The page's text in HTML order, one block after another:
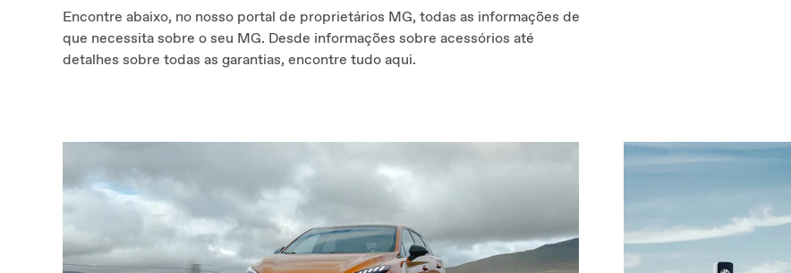
Encontre abaixo, no nosso portal de proprietários MG, todas as informações de
que necessita sobre o seu MG. Desde informações sobre acessórios até
detalhes sobre todas as garantias, encontre tudo aqui.